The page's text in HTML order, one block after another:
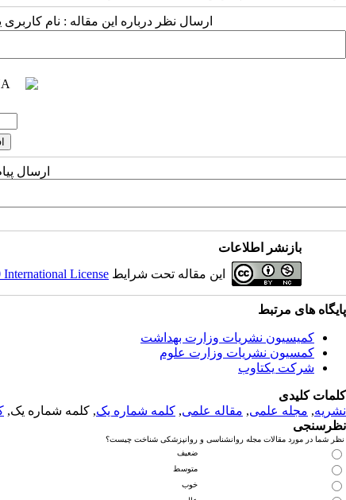
ارسال نظر درباره این مقاله : نام
ارسال
بازنشر اطلاعات
این مقاله تحت شرایط License
پایگاه های مرتبط
کمیسیون نشریات وزارت بهداشت
کمسیون نشریات وزارت علوم
شرکت یکتاوب
کلمات کلیدی
نشریه, مجله علمی, مقاله علمی, کلمه شماره یک, کلمه شماره یک,
نظرسنجی
نظر شما در مورد مقالات مجله روانشناسی و روانپزشکی شناخت چیست؟
ضعیف
متوسط
خوب